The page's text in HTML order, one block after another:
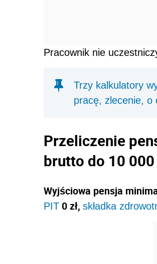
Pracownik nie
Trzy kalkulatory
pracę, zlecenie, o
Przeliczenie
brutto do 10
Wyjściowa pensja
PIT 0 zł, składka